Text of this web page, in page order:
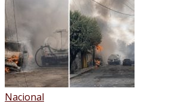
Nacional